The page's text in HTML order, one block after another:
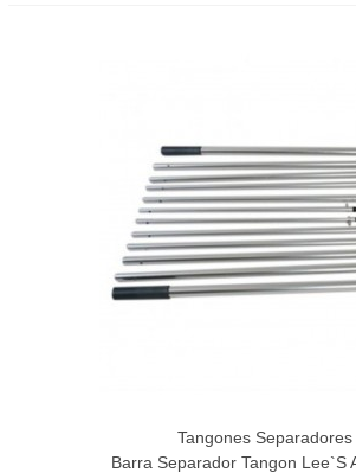
Tangones Separadores
Barra Separador Tangon Lee`s